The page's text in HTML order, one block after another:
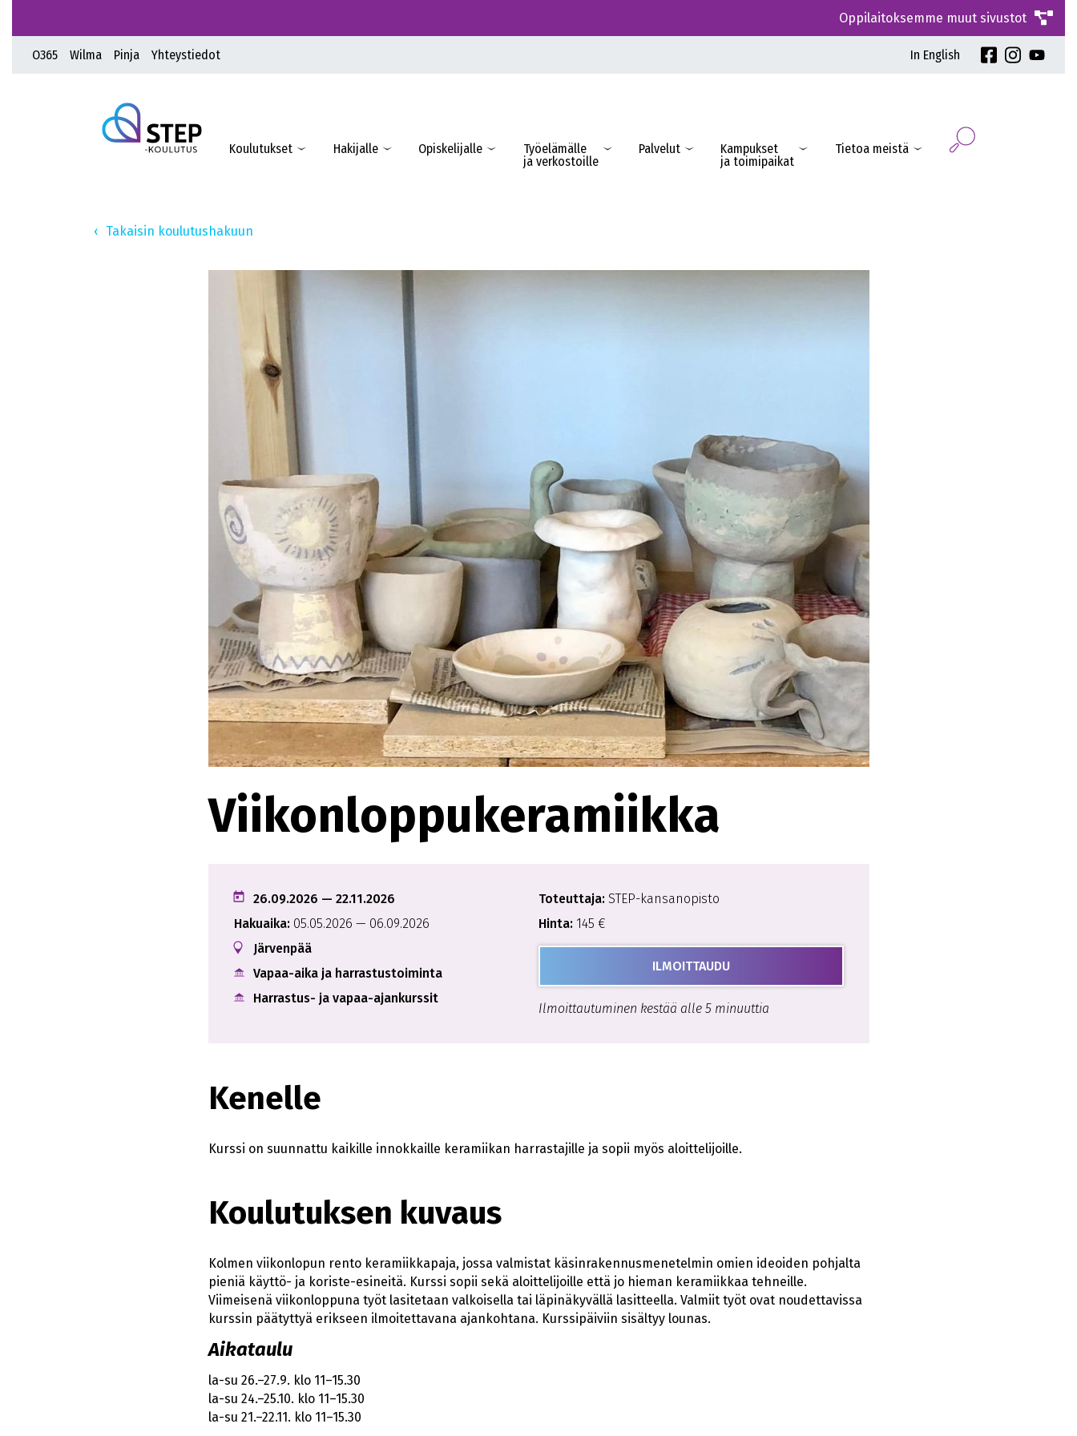
Oppilaitoksemme muut sivustot
O365 Wilma Pinja Yhteystiedot In English
Koulutukset Hakijalle Opiskelijalle
Työelämälle
ja verkostoille
Palvelut
Kampukset
ja toimipaikat
Tietoa meistä
Takaisin koulutushakuun
Viikonloppukeramiikka
26.09.2026 — 22.11.2026
Hakuaika: 05.05.2026 — 06.09.2026
Järvenpää
Vapaa-aika ja harrastustoiminta
Harrastus- ja vapaa-ajankurssit
Toteuttaja: STEP-kansanopisto
Hinta: 145 €
ILMOITTAUDU
Ilmoittautuminen kestää alle 5 minuuttia
Kenelle
Kurssi on suunnattu kaikille innokkaille keramiikan harrastajille ja sopii myös aloittelijoille.
Koulutuksen kuvaus
Kolmen viikonlopun rento keramiikkapaja, jossa valmistat käsinrakennusmenetelmin omien ideoiden pohjalta
pieniä käyttö- ja koriste-esineitä. Kurssi sopii sekä aloittelijoille että jo hieman keramiikkaa tehneille.
Viimeisenä viikonloppuna työt lasitetaan valkoisella tai läpinäkyvällä lasitteella. Valmiit työt ovat noudettavissa
kurssin päätyttyä erikseen ilmoitettavana ajankohtana. Kurssipäiviin sisältyy lounas.
Aikataulu
la-su 26.–27.9. klo 11–15.30
la-su 24.–25.10. klo 11–15.30
la-su 21.–22.11. klo 11–15.30